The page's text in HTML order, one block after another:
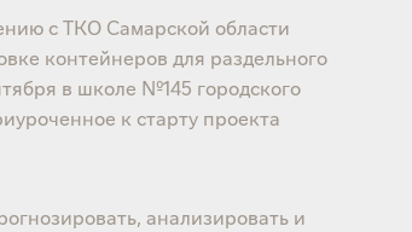
с ТКО Самарской области
контейнеров для раздельного
в школе №145 городского
к старту проекта
анализировать и